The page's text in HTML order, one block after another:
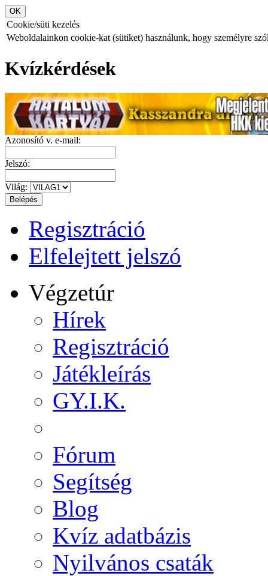
Cookie/süti kezelés
Weboldalainkon cookie-kat (sütiket) használunk, hogy személyre
Kvízkérdések
Azonosító v. e-mail:
Jelszó:
Világ:
Regisztráció
Elfelejtett jelszó
Végzetúr
Hírek
Regisztráció
Játékleírás
GY.I.K.
Fórum
Segítség
Blog
Kvíz adatbázis
Nyilvános csaták